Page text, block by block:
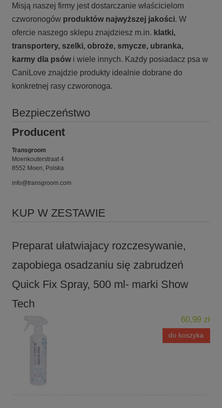
Misją naszej firmy jest dostarczanie właścicielom
czworonogów produktów najwyższej jakości. W
ofercie naszego sklepu znajdziesz m.in. klatki,
transportery, szelki, obroże, smycze, ubranka,
karmy dla psówi wiele innych. Każdy posiadacz psa w
CaniLove znajdzie produkty idealnie dobrane do
konkretnej rasy czworonoga.
Bezpieczeństwo
Producent
Transgroom
Moenkouterstraat 4
8552 Moen, Polska
info@transgroom.com
KUP W ZESTAWIE
Preparat ułatwiajacy rozczesywanie,
zapobiega osadzaniu się zabrudzeń
Quick Fix Spray, 500 ml- marki Show
Tech
60,99 zł
do koszyka